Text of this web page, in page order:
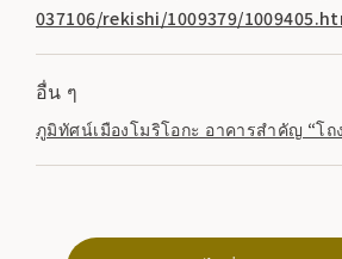
037106/rekishi/1009379/
อื่น ๆ
ภูมิทัศน์เมืองโมริโอกะ อาคารสำคัญ “โ